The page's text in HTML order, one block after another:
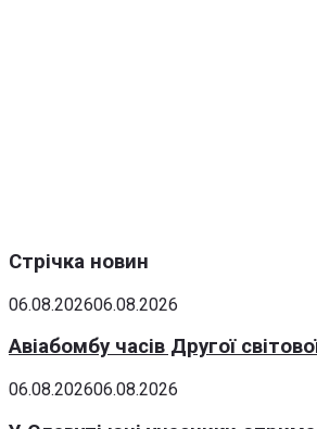
Стрічка новин
06.08.202606.08.2026
Авіабомбу часів Другої
06.08.202606.08.2026